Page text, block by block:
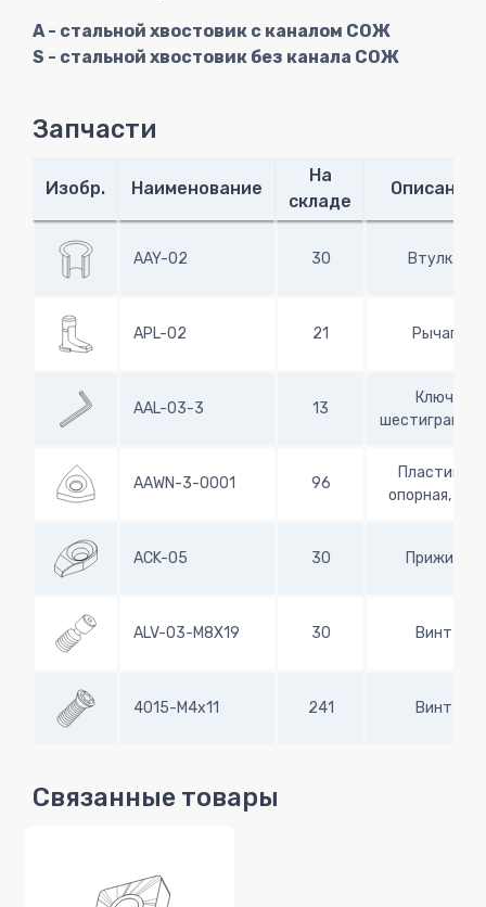
A - стальной хвостовик с каналом СОЖ
S - стальной хвостовик без канала СОЖ
Запчасти
Изобр. Наименование
На
складе
Описание
AAY-02 30 Втулка
APL-02 21 Рычаг
AAL-03-3 13
Ключ
AAWN-3-0001 96
Пластина
опорная, 80°
ACK-05 30 Прижим
ALV-03-M8X19 30 Винт
4015-M4x11 241 Винт
Связанные товары